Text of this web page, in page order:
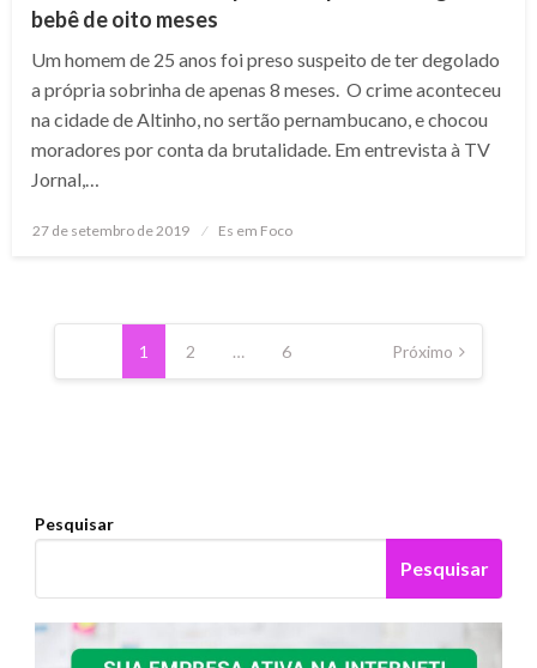
bebê de oito meses
Um homem de 25 anos foi preso suspeito de ter degolado
a própria sobrinha de apenas 8 meses. O crime aconteceu
na cidade de Altinho, no sertão pernambucano, e chocou
moradores por conta da brutalidade. Em entrevista à TV
Jornal,…
Posted
27 de setembro de 2019 Es em Foco
Paginação
posts
1 2 … 6 Próximo
Pesquisar
Pesquisar